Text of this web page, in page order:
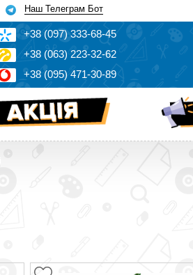
Наш Телеграм Бот
+38 (097)333-68-45
+38 (063) 223-32-62
+38 (095) 471-30-89